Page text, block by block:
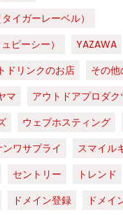
タイガーレーベル）
ピーシー）
YAZAWA
ドリンクのお店
その
マ
アウトドアプロダク
ウェブホスティング
ンワサプライ
スマイル
セントリー
トレンド
ドメイン登録 ドメイ